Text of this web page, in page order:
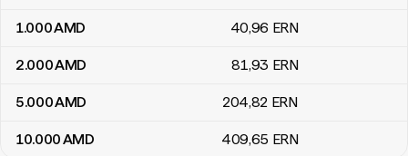
1.000AMD 40,96 ERN
2.000AMD 81,93 ERN
5.000AMD 204,82 ERN
10.000AMD 409,65 ERN